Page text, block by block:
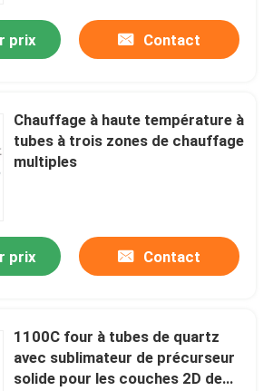
prix Contact
Chauffage à haute température à
tubes à trois zones de chauffage
multiples
prix Contact
1100C four à tubes de quartz
avec sublimateur de précurseur
solide pour les couches 2D de